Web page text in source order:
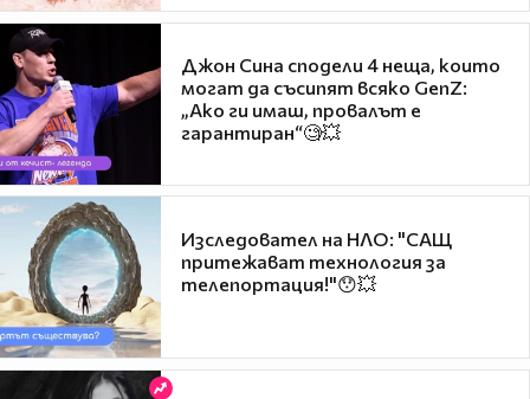
Джон Сина сподели 4 неща, които
могат да съсипят всяко GenZ:
„Ако ги имаш, провалът е
гарантиран“🧐💥
Изследовател на НЛО: "САЩ
притежават технология за
телепортация!"😯💥